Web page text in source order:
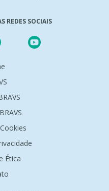
REDES SOCIAIS
Ética